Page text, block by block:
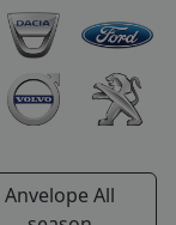
Anvelope All